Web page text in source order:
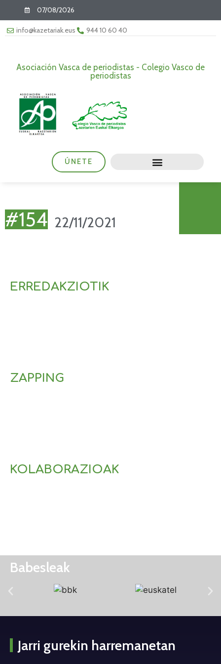
07/08/2026
info@kazetariak.eus 944 10 60 40
Asociación Vasca de periodistas - Colegio Vasco de
periodistas
ÚNETE
#154 22/11/2021
ERREDAKZIOTIK
ZAPPING
KOLABORAZIOAK
Babesleak
Jarri gurekin harremanetan